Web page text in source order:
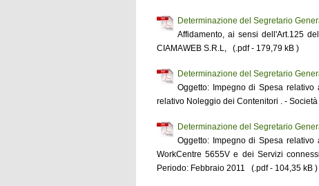
Determinazione del Segretario
Affidamento, ai sensi dell'Art.125
CIAMAWEB S.R.L, (.pdf - 179,79 kB )
Determinazione del Segretario
Oggetto: Impegno di Spesa
relativo Noleggio dei Contenitori . -
Determinazione del Segretario
Oggetto: Impegno di Spesa
WorkCentre 5655V e dei Servizi
Periodo: Febbraio 2011 (.pdf - 104,35 kB )